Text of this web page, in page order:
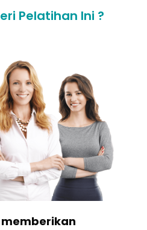
Pelatihan Ini ?